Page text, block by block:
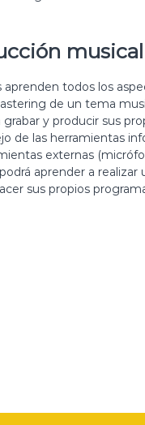
musical
aprenden todos los
de un tema
y producir sus
de las herramientas
externas
aprender a realizar
sus propios